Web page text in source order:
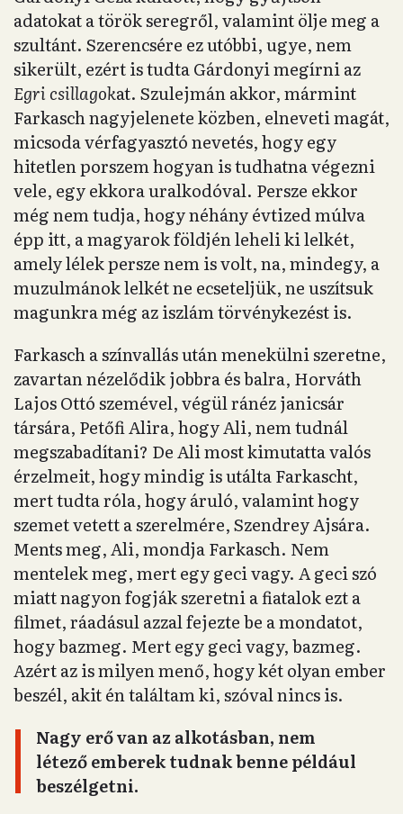
adatokat a török seregről, valamint ölje meg a
szultánt. Szerencsére ez utóbbi, ugye, nem
sikerült, ezért is tudta Gárdonyi megírni az
Egri csillagokat. Szulejmán akkor, mármint
Farkasch nagyjelenete közben, elneveti magát,
micsoda vérfagyasztó nevetés, hogy egy
hitetlen porszem hogyan is tudhatna végezni
vele, egy ekkora uralkodóval. Persze ekkor
még nem tudja, hogy néhány évtized múlva
épp itt, a magyarok földjén leheli ki lelkét,
amely lélek persze nem is volt, na, mindegy, a
muzulmánok lelkét ne ecseteljük, ne uszítsuk
magunkra még az iszlám törvénykezést is.
Farkasch a színvallás után menekülni szeretne,
zavartan nézelődik jobbra és balra, Horváth
Lajos Ottó szemével, végül ránéz janicsár
társára, Petőfi Alira, hogy Ali, nem tudnál
megszabadítani? De Ali most kimutatta valós
érzelmeit, hogy mindig is utálta Farkascht,
mert tudta róla, hogy áruló, valamint hogy
szemet vetett a szerelmére, Szendrey Ajsára.
Ments meg, Ali, mondja Farkasch. Nem
mentelek meg, mert egy geci vagy. A geci szó
miatt nagyon fogják szeretni a fiatalok ezt a
filmet, ráadásul azzal fejezte be a mondatot,
hogy bazmeg. Mert egy geci vagy, bazmeg.
Azért az is milyen menő, hogy két olyan ember
beszél, akit én találtam ki, szóval nincs is.
Nagy erő van az alkotásban, nem
létező emberek tudnak benne például
beszélgetni.